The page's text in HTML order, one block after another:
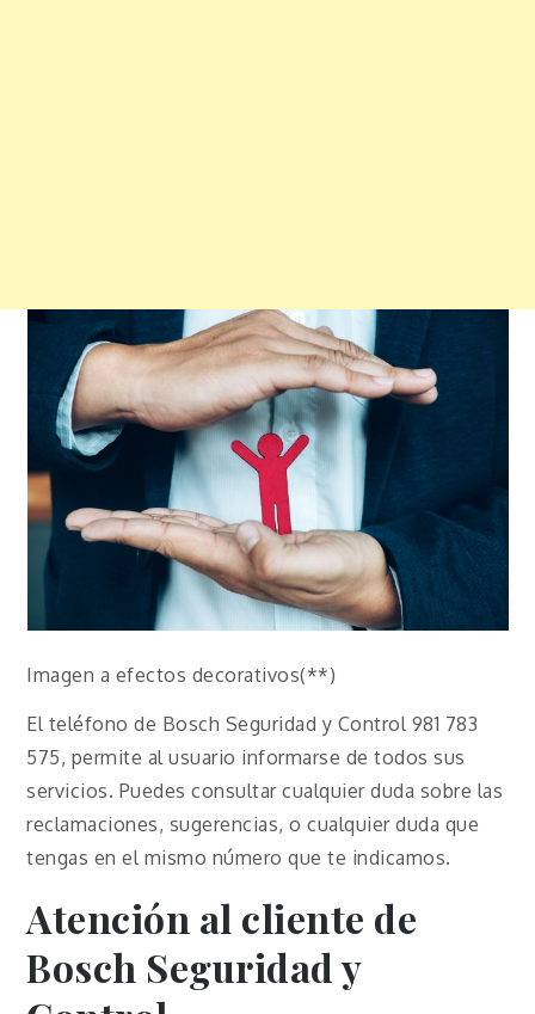
Imagen a efectos decorativos(**)
El teléfono de Bosch Seguridad y Control 981 783
575, permite al usuario informarse de todos sus
servicios. Puedes consultar cualquier duda sobre las
reclamaciones, sugerencias, o cualquier duda que
tengas en el mismo número que te indicamos.
Atención al cliente de
Bosch Seguridad y